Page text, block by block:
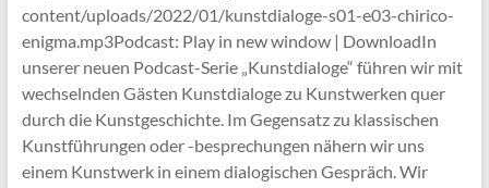
content/uploads/2022/01/kunstdialoge-s01-e03-chirico-
enigma.mp3Podcast: Play in new window | DownloadIn
unserer neuen Podcast-Serie „Kunstdialoge“ führen wir mit
wechselnden Gästen Kunstdialoge zu Kunstwerken quer
durch die Kunstgeschichte. Im Gegensatz zu klassischen
Kunstführungen oder -besprechungen nähern wir uns
einem Kunstwerk in einem dialogischen Gespräch. Wir